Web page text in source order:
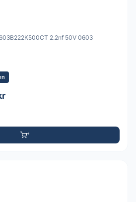
2.2nf 50V 0603